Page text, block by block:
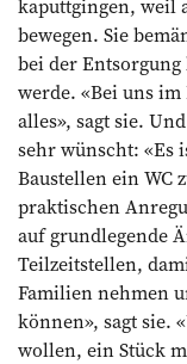
kaputtgingen, weil
bewegen. Sie
bei der
werde. «Bei uns
alles», sagt sie.
sehr wünscht: «Es
Baustellen ein WC
praktischen
auf grundlegende
Teilzeitstellen,
Familien nehmen
können», sagt sie.
wollen, ein Stück